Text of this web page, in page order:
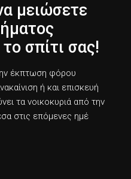
μειώσετε
σπίτι σας!
έκπτωση φόρου
ή και επισκευή
τα νοικοκυριά από την
στις επόμενες ημέ